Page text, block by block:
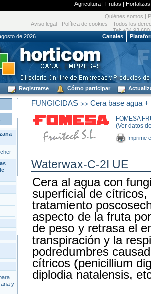
Agricultura| Frutas | Hortalizas
Quiénes somos
Aviso legal - Política de cookies - Todos los
Tel: +34 93
agosto de 2026
Canales
Registrarse Cómo participar
y
FUNGICIDAS>> Cera base agua
FOMESA
(Ver datos
Imprime
Waterwax-C-2I UE
Cera al agua con
superficial de
tratamiento
aspecto de la fruta
de peso y retrasa el
transpiración y la
podredumbres
cítricos (penicillium
diplodia natalensis,